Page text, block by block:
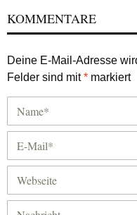
KOMMENTARE
Deine E-Mail-Adresse
Felder sind mit* markiert